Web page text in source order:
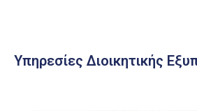
Υπηρεσίες Διοικητικής